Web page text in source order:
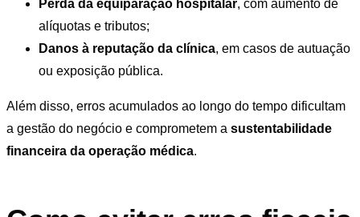
Perda da equiparação hospitalar, com aumento de
alíquotas e tributos;
Danos à reputação da clínica, em casos de autuação
ou exposição pública.
Além disso, erros acumulados ao longo do tempo dificultam
a gestão do negócio e comprometem a sustentabilidade
financeira da operação médica.